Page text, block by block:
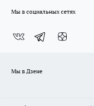
Мы в социальных сетях
Мы в Дзене